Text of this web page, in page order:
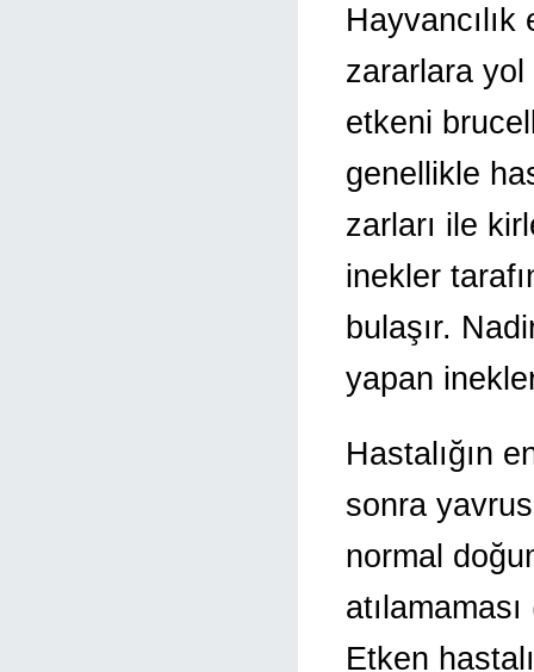
zararlara yol
etkeni
genellikle
zarları ile
inekler
bulaşır.
yapan
Hastalığın
sonra
normal
Etken